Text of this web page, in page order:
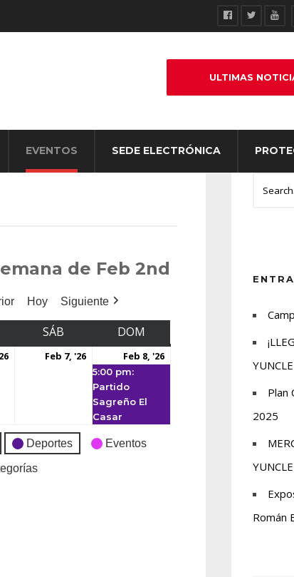
EVENTOS SEDE ELECTRÓNICA
ULTIMAS
de Feb 2nd
Hoy Siguiente
SÁB DOM
Feb 7, '26 Feb 8, '26
5:00 pm:
Partido
Sagreño El
Casar
Deportes Eventos
Plan
2025
Román